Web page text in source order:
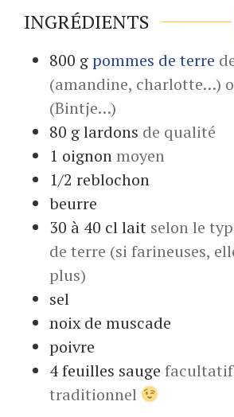
INGRÉDIENTS
800 gpommes de terre
(amandine, charlotte…)
(Bintje…)
80 glardons de qualité
1 oignonmoyen
1/2 reblochon
beurre
30 à 40 cllait selon le
de terre (si farineuses,
plus)
sel
noix de muscade
poivre
4feuilles sauge
traditionnel